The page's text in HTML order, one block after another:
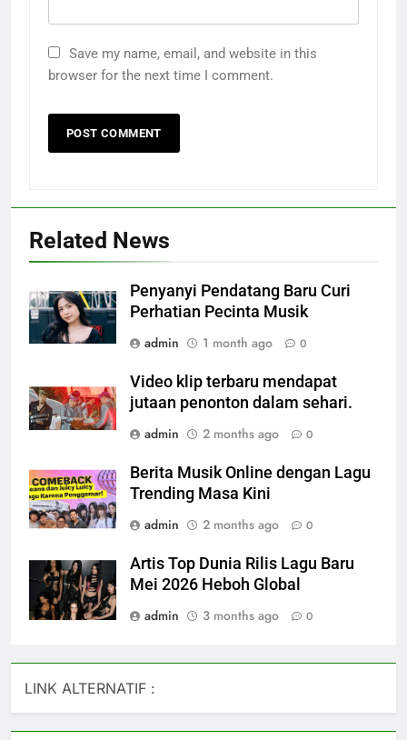
Save my name, email, and website in this
browser for the next time I comment.
Related News
Penyanyi Pendatang Baru Curi
Perhatian Pecinta Musik
admin
1 month ago 0
Video klip terbaru mendapat
jutaan penonton dalam sehari.
admin
2 months ago 0
Berita Musik Online dengan Lagu
Trending Masa Kini
admin
2 months ago 0
Artis Top Dunia Rilis Lagu Baru
Mei 2026 Heboh Global
admin
3 months ago 0
LINK ALTERNATIF :